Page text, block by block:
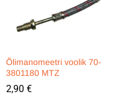
Õlimanomeetri voolik 70-
3801180 MTZ
2,90 €